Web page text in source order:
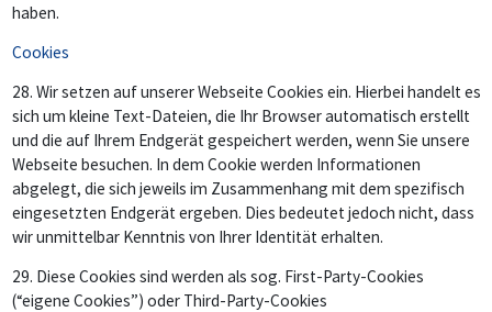
haben.
Cookies
28. Wir setzen auf unserer Webseite Cookies ein. Hierbei handelt es
sich um kleine Text-Dateien, die Ihr Browser automatisch erstellt
und die auf Ihrem Endgerät gespeichert werden, wenn Sie unsere
Webseite besuchen. In dem Cookie werden Informationen
abgelegt, die sich jeweils im Zusammenhang mit dem spezifisch
eingesetzten Endgerät ergeben. Dies bedeutet jedoch nicht, dass
wir unmittelbar Kenntnis von Ihrer Identität erhalten.
29. Diese Cookies sind werden als sog. First-Party-Cookies
(“eigene Cookies”) oder Third-Party-Cookies